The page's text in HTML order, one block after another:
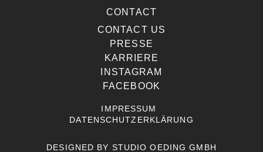
CONTACT
CONTACT US
PRESSE
KARRIERE
INSTAGRAM
FACEBOOK
IMPRESSUM
DATENSCHUTZERKLÄRUNG
DESIGNED BY STUDIO OEDING GMBH